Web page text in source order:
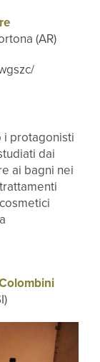
(AR)
i protagonisti
dai
ai bagni nei